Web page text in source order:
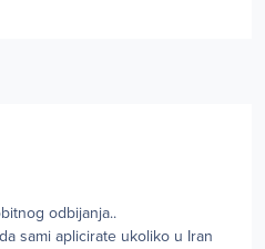
odbijanja..
sami aplicirate ukoliko u Iran